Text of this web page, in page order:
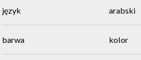
język arabski
barwa kolor